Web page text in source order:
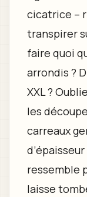
cicatrice –
transpirer
faire quoi
arrondis ?
XXL ?
les
carreaux
ressemble
laisse